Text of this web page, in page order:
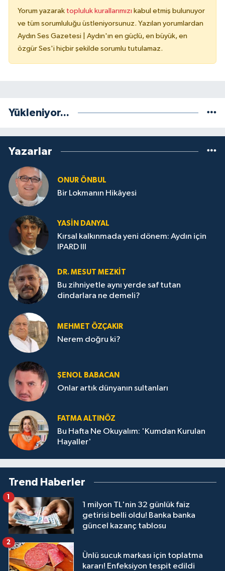
Yorum yazarak topluluk kurallarımızı kabul etmiş bulunuyor
ve tüm sorumluluğu üstleniyorsunuz. Yazılan yorumlardan
Aydın Ses Gazetesi | Aydın'ın en güçlü, en büyük, en
özgür Ses'i hiçbir şekilde sorumlu tutulamaz.
Yükleniyor...
Yazarlar
ONUR ÖNBUL
Bir Lokmanın Hikâyesi
YASIN DANYAL
Kırsal kalkınmada yeni dönem: Aydın için
IPARD III
DR. MESUT MEZKIT
Bu zihniyetle aynı yerde saf tutan
dindarlara ne demeli?
MEHMET ÖZÇAKIR
Nerem doğru ki?
ŞENOL BABACAN
Onlar artık dünyanın sultanları
FATMA ALTINÖZ
Bu Hafta Ne Okuyalım: 'Kumdan Kurulan
Hayaller'
Trend Haberler
1 milyon TL'nin 32 günlük faiz
getirisi belli oldu! Banka banka
güncel kazanç tablosu
1
Ünlü sucuk markası için toplatma
kararı! Enfeksiyon tespit edildi
2